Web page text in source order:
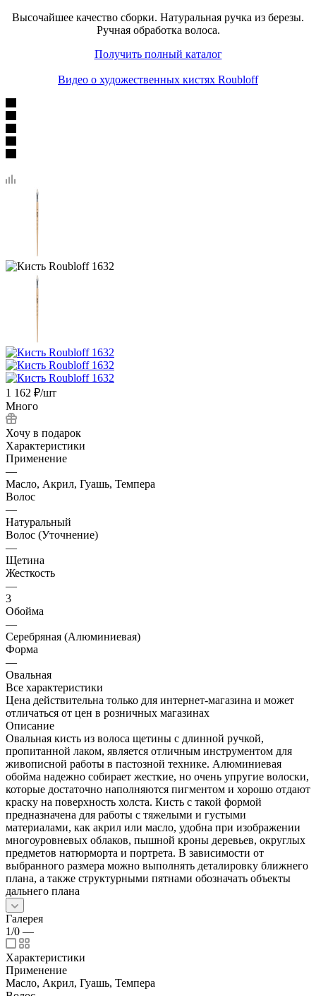
Высочайшее качество сборки. Натуральная ручка из березы.
Ручная обработка волоса.
Получить полный каталог
Видео о художественных кистях Roubloff
1 162 ₽/шт
Много
Хочу в подарок
Характеристики
Применение
—
Масло, Акрил, Гуашь, Темпера
Волос
—
Натуральный
Волос (Уточнение)
—
Щетина
Жесткость
—
3
Обойма
—
Серебряная (Алюминиевая)
Форма
—
Овальная
Все характеристики
Цена действительна только для интернет-магазина и может
отличаться от цен в розничных магазинах
Описание
Овальная кисть из волоса щетины с длинной ручкой,
пропитанной лаком, является отличным инструментом для
живописной работы в пастозной технике. Алюминиевая
обойма надежно собирает жесткие, но очень упругие волоски,
которые достаточно наполняются пигментом и хорошо отдают
краску на поверхность холста. Кисть с такой формой
предназначена для работы с тяжелыми и густыми
материалами, как акрил или масло, удобна при изображении
многоуровневых облаков, пышной кроны деревьев, округлых
предметов натюрморта и портрета. В зависимости от
выбранного размера можно выполнять деталировку ближнего
плана, а также структурными пятнами обозначать объекты
дальнего плана
Галерея
1/0 —
Характеристики
Применение
Масло, Акрил, Гуашь, Темпера